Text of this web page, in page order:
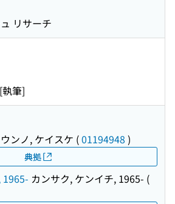
リサーチ
筆]
ウンノ, ケイスケ (01194948 )
典拠
1965- カンサク, ケンイチ, 1965- (